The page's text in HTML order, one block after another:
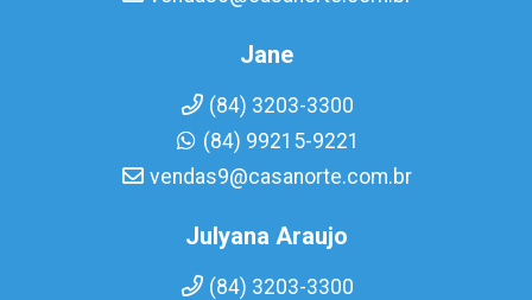
Jane
(84) 3203-3300
(84) 99215-9221
vendas9@casanorte.com.br
Julyana Araujo
(84) 3203-3300